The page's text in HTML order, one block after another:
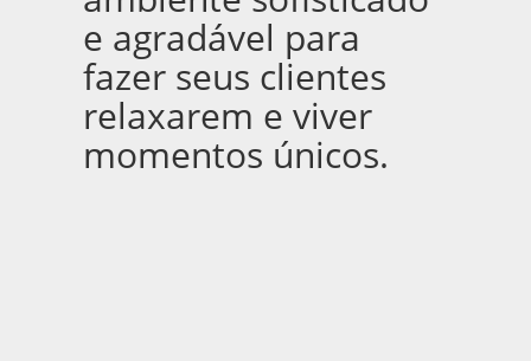
e agradável para
fazer seus clientes
relaxarem e viver
momentos únicos.